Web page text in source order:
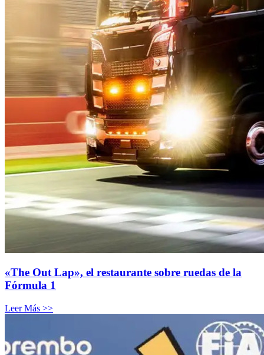
«The Out Lap», el restaurante sobre ruedas de la
Fórmula 1
Leer Más >>